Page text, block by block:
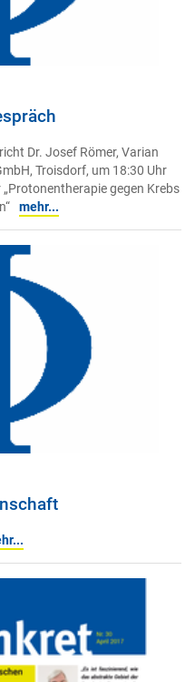
Dr. Josef Römer, Varian
Troisdorf, um 18:30 Uhr
gegen Krebs
mehr...